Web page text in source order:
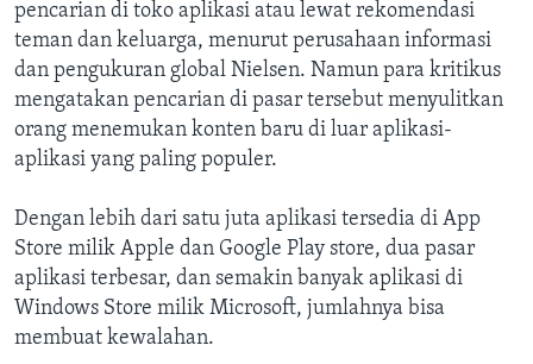
pencarian di toko aplikasi atau lewat rekomendasi
teman dan keluarga, menurut perusahaan informasi
dan pengukuran global Nielsen. Namun para kritikus
mengatakan pencarian di pasar tersebut menyulitkan
orang menemukan konten baru di luar aplikasi-
aplikasi yang paling populer.
Dengan lebih dari satu juta aplikasi tersedia di App
Store milik Apple dan Google Play store, dua pasar
aplikasi terbesar, dan semakin banyak aplikasi di
Windows Store milik Microsoft, jumlahnya bisa
membuat kewalahan.